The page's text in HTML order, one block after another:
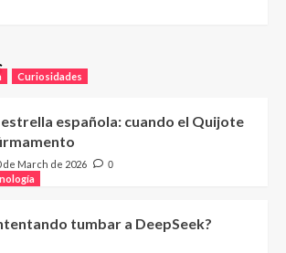
Curiosidades
española: cuando el Quijote
de March de 2026 0
tumbar a DeepSeek?